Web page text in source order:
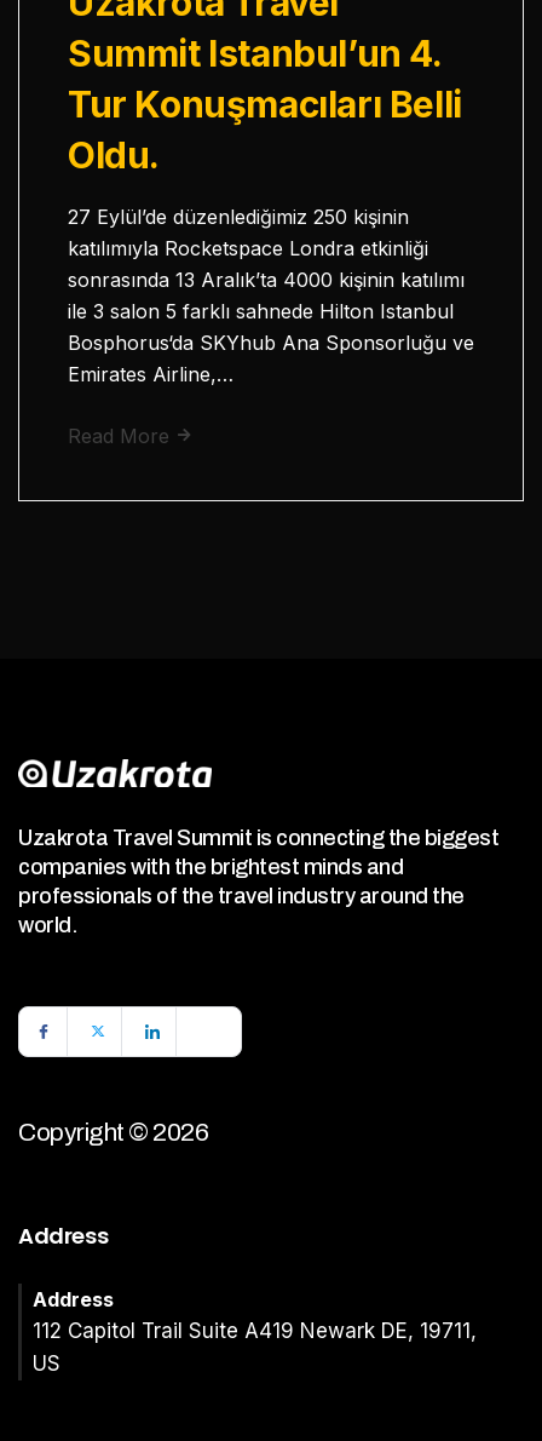
Summit Istanbul’un 4.
Tur Konuşmacıları Belli
Oldu.
27 Eylül’de düzenlediğimiz 250 kişinin
katılımıyla Rocketspace Londra etkinliği
sonrasında 13 Aralık’ta 4000 kişinin katılımı
ile 3 salon 5 farklı sahnede Hilton Istanbul
Bosphorus‘da SKYhub Ana Sponsorluğu ve
Emirates Airline,…
Read More
Uzakrota Travel Summit is connecting the biggest
companies with the brightest minds and
professionals of the travel industry around the
world.
Copyright © 2026
Address
Address
112 Capitol Trail Suite A419 Newark DE, 19711,
US